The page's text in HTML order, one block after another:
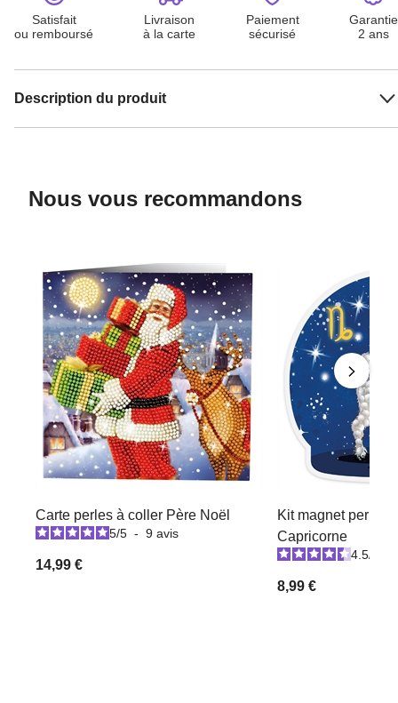
Satisfait
ou remboursé
Livraison
à la carte
Paiement
sécurisé
Garantie
2 ans
Description du produit
Nous vous recommandons
Carte perles à coller Père Noël
5/5 - 9 avis
14,99 €
Kit magnet perles
Capricorne
4.5/
8,99 €